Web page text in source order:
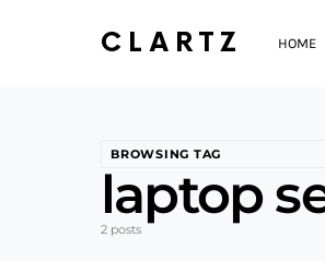
CLARTZ HOME
BROWSING TAG
laptop
2 posts